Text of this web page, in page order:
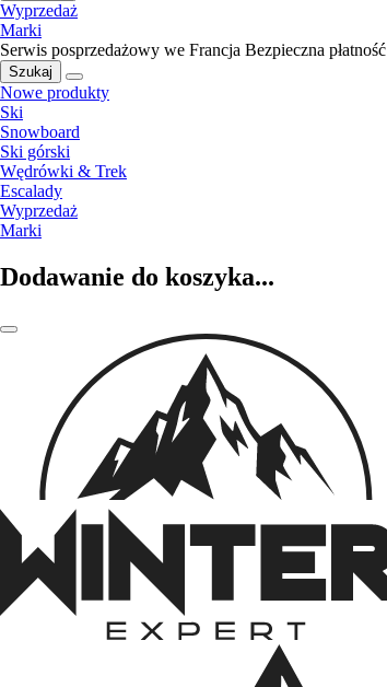
Wyprzedaż
Marki
Serwis posprzedażowy we Francja Bezpieczna płatność
Szukaj
Nowe produkty
Ski
Snowboard
Ski górski
Wędrówki & Trek
Escalady
Wyprzedaż
Marki
Dodawanie do koszyka...